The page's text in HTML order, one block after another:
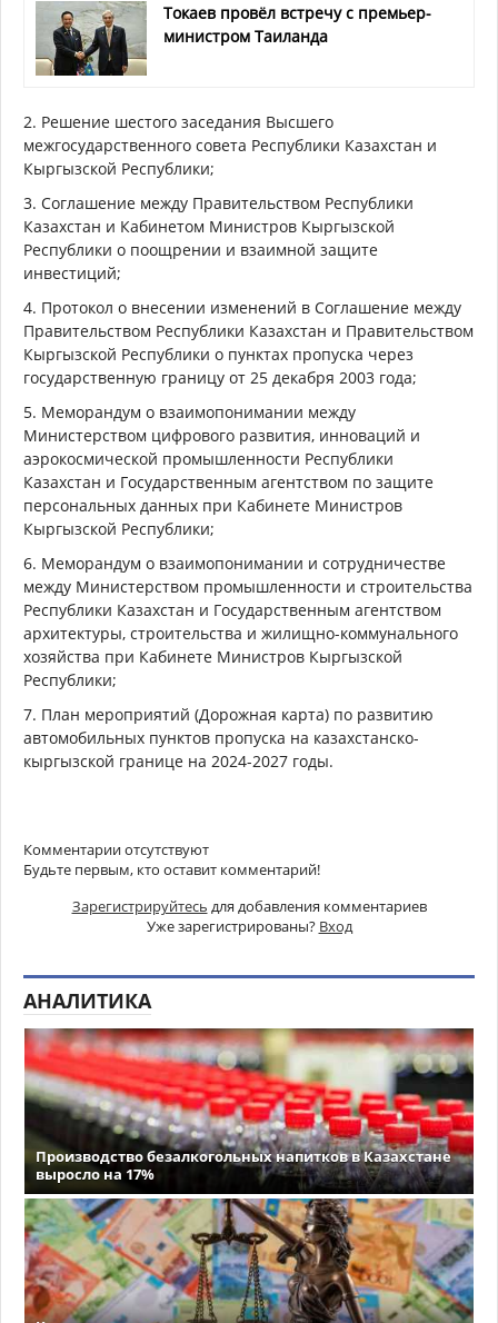
Токаев провёл встречу с премьер-
министром Таиланда
2. Решение шестого заседания Высшего
межгосударственного совета Республики Казахстан и
Кыргызской Республики;
3. Соглашение между Правительством Республики
Казахстан и Кабинетом Министров Кыргызской
Республики о поощрении и взаимной защите
инвестиций;
4. Протокол о внесении изменений в Соглашение между
Правительством Республики Казахстан и Правительством
Кыргызской Республики о пунктах пропуска через
государственную границу от 25 декабря 2003 года;
5. Меморандум о взаимопонимании между
Министерством цифрового развития, инноваций и
аэрокосмической промышленности Республики
Казахстан и Государственным агентством по защите
персональных данных при Кабинете Министров
Кыргызской Республики;
6. Меморандум о взаимопонимании и сотрудничестве
между Министерством промышленности и строительства
Республики Казахстан и Государственным агентством
архитектуры, строительства и жилищно-коммунального
хозяйства при Кабинете Министров Кыргызской
Республики;
7. План мероприятий (Дорожная карта) по развитию
автомобильных пунктов пропуска на казахстанско-
кыргызской границе на 2024-2027 годы.
Комментарии отсутствуют
Будьте первым, кто оставит комментарий!
Зарегистрируйтесь для добавления комментариев
Уже зарегистрированы? Вход
АНАЛИТИКА
Производство безалкогольных напитков в Казахстане
выросло на 17%